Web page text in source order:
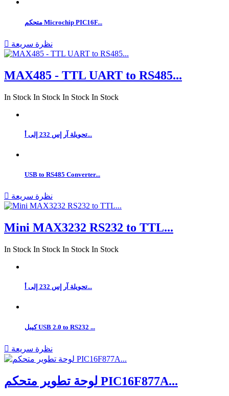
متحكم Microchip PIC16F...
 نظرة سريعة
MAX485 - TTL UART to RS485...
In Stock In Stock In Stock In Stock
تحويلة آر إس 232 إلى أ...
USB to RS485 Converter...
 نظرة سريعة
Mini MAX3232 RS232 to TTL...
In Stock In Stock In Stock In Stock
تحويلة آر إس 232 إلى أ...
كيبل USB 2.0 to RS232 ...
 نظرة سريعة
لوحة تطوير متحكم PIC16F877A...